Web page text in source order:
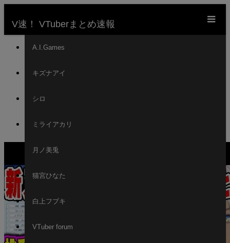
V速！ VTuberまとめ速報
A.I.Games
キズナアイ
シロ
ミライアカリ
月ノ美兎
猫宮ひなた
白上フブキ
VTuber forum
VTuber
低い天才投手を引くイブラヒムまとめ【にじさんじ
ロウブリンガー/緑仙/アルスアルマル/龍月セレン】